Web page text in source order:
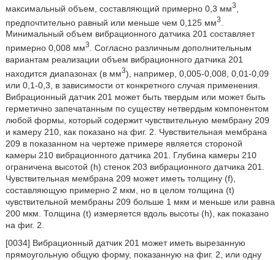
максимальный объем, составляющий примерно 0,3 мм3
предпочтительно равный или меньше чем 0,125 мм3
Минимальный объем вибрационного датчика 201 составляет
примерно 0,008 мм3
. Согласно различным дополнительным
вариантам реализации объем вибрационного датчика 201
находится диапазонах (в мм3), например, 0,005-0,008, 0,01-0,09
или 0,1-0,3, в зависимости от конкретного случая применения.
Вибрационный датчик 201 может быть твердым или может быть
герметично запечатанным по существу нетвердым компонентом
любой формы, который содержит чувствительную мембрану 209
и камеру 210, как показано на фиг. 2. Чувствительная мембрана
209 в показанном на чертеже примере является стороной
камеры 210 вибрационного датчика 201. Глубина камеры 210
ограничена высотой (h) стенок 203 вибрационного датчика 201.
Чувствительная мембрана 209 может иметь толщину (f),
составляющую примерно 2 мкм, но в целом толщина (t)
чувствительной мембраны 209 больше 1 мкм и меньше или равна
200 мкм. Толщина (t) измеряется вдоль высоты (h), как показано
на фиг. 2.
[0034] Вибрационный датчик 201 может иметь вырезанную
прямоугольную общую форму, показанную на фиг. 2, или одну